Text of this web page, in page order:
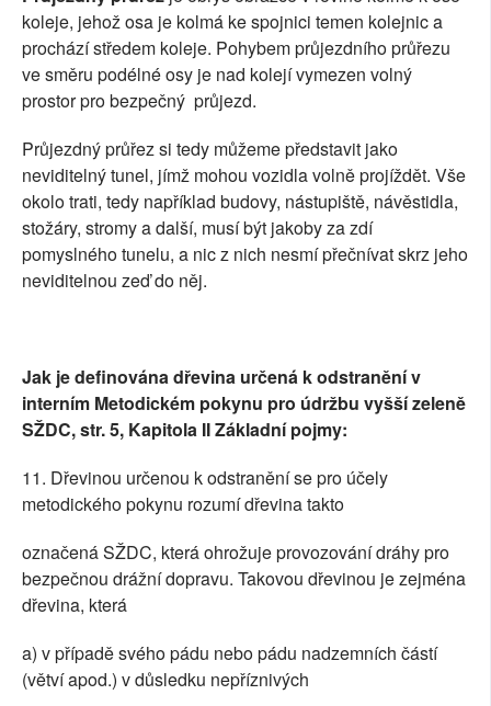
koleje, jehož osa je kolmá ke spojnici temen kolejnic a
prochází středem koleje. Pohybem průjezdního průřezu
ve směru podélné osy je nad kolejí vymezen volný
prostor pro bezpečný průjezd.
Průjezdný průřez si tedy můžeme představit jako
neviditelný tunel, jímž mohou vozidla volně projíždět. Vše
okolo trati, tedy například budovy, nástupiště, návěstidla,
stožáry, stromy a další, musí být jakoby za zdí
pomyslného tunelu, a nic z nich nesmí přečnívat skrz jeho
neviditelnou zeď do něj.
Jak je definována dřevina určená k odstranění v
interním Metodickém pokynu pro údržbu vyšší zeleně
SŽDC, str. 5, Kapitola IIZákladní pojmy:
11. Dřevinou určenou k odstranění se pro účely
metodického pokynu rozumí dřevina takto
označená SŽDC, která ohrožuje provozování dráhy pro
bezpečnou drážní dopravu. Takovou dřevinou je zejména
dřevina, která
a) v případě svého pádu nebo pádu nadzemních částí
(větví apod.) v důsledku nepříznivých